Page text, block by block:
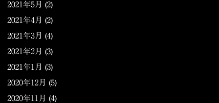
2021年5月 (2)
2021年4月 (2)
2021年3月 (4)
2021年2月 (3)
2021年1月 (3)
2020年12月 (5)
2020年11月 (4)